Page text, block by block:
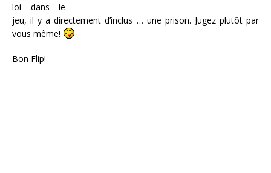
loi dans le
jeu, il y a directement d’inclus … une prison. Jugez plutôt par
vous même!
Bon Flip!